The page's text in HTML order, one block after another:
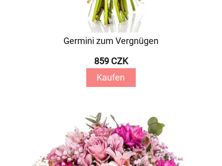
Germini zum Vergnügen
859 CZK
Kaufen